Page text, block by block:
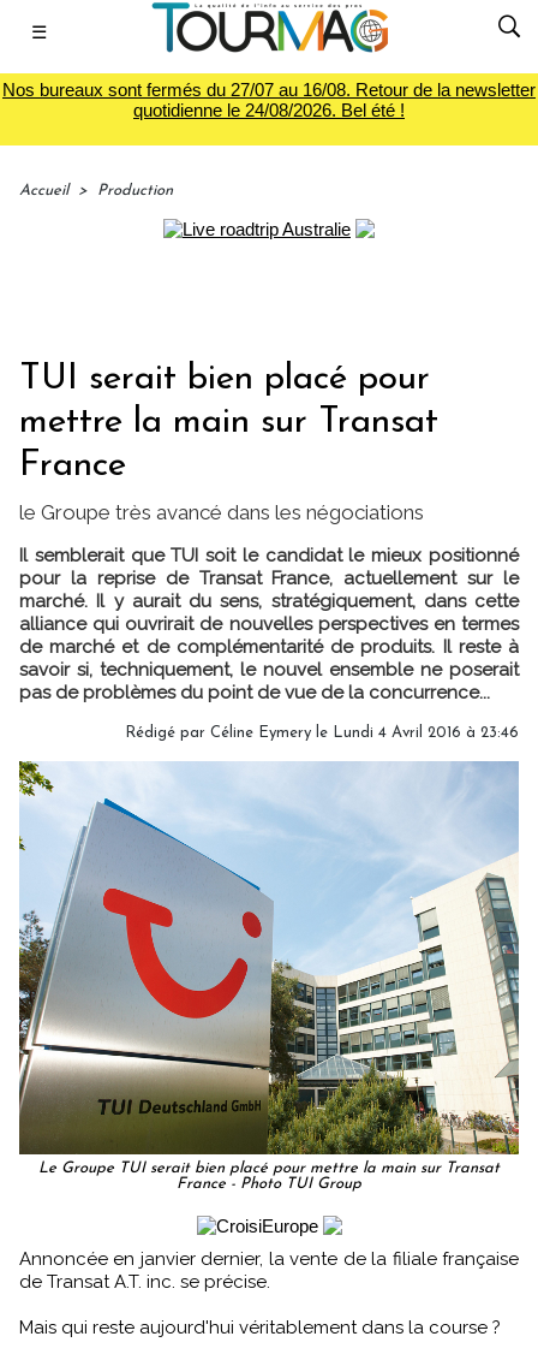
☰
Nos bureaux sont fermés du 27/07 au 16/08. Retour de la newsletter
quotidienne le 24/08/2026. Bel été !
Accueil > Production
TUI serait bien placé pour
mettre la main sur Transat
France
le Groupe très avancé dans les négociations
Il semblerait que TUI soit le candidat le mieux positionné
pour la reprise de Transat France, actuellement sur le
marché. Il y aurait du sens, stratégiquement, dans cette
alliance qui ouvrirait de nouvelles perspectives en termes
de marché et de complémentarité de produits. Il reste à
savoir si, techniquement, le nouvel ensemble ne poserait
pas de problèmes du point de vue de la concurrence...
Rédigé par Céline Eymery le Lundi 4 Avril 2016 à 23:46
Le Groupe TUI serait bien placé pour mettre la main sur Transat
France - Photo TUI Group
Annoncée en janvier dernier, la vente de la filiale française
de Transat A.T. inc. se précise.
Mais qui reste aujourd'hui véritablement dans la course ?